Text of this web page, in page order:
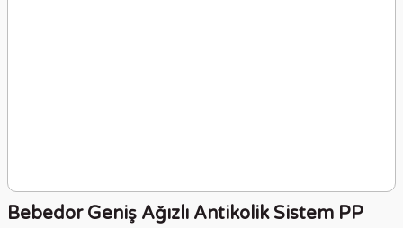
Bebedor Geniş Ağızlı Antikolik Sistem PP